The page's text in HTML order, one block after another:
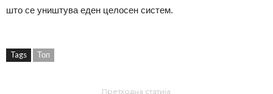
што се уништува еден целосен систем.
Tags Топ
Претходна статија